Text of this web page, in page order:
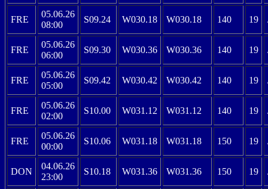
FRE
05.06.26
08:00
S09.24 W030.18 W030.18 140 19
FRE
05.06.26
06:00
S09.30 W030.36 W030.36 140 19
FRE
05.06.26
05:00
S09.42 W030.42 W030.42 140 19
FRE
05.06.26
02:00
S10.00 W031.12 W031.12 140 19
FRE
05.06.26
00:00
S10.06 W031.18 W031.18 150 19
DON
04.06.26
23:00
S10.18 W031.36 W031.36 150 19